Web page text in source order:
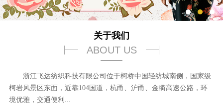
关于我们
ABOUT US
浙江飞达纺织科技有限公司位于柯桥中国轻纺城南侧，国家级
柯岩风景区东面，近靠104国道，杭甬、沪甬、金衢高速公路，环
境优雅，交通便利...